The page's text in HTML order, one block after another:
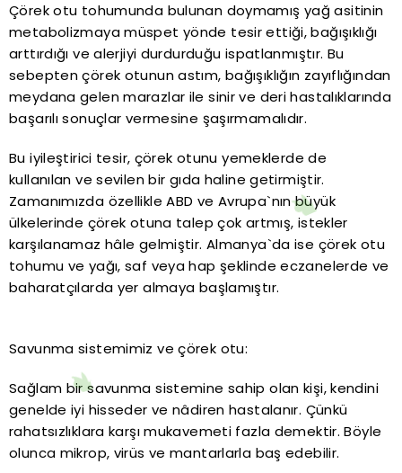
Çörek otu tohumunda bulunan doymamış yağ asitinin
metabolizmaya müspet yönde tesir ettiği, bağışıklığı
arttırdığı ve alerjiyi durdurduğu ispatlanmıştır. Bu
sebepten çörek otunun astım, bağışıklığın zayıflığından
meydana gelen marazlar ile sinir ve deri hastalıklarında
başarılı sonuçlar vermesine şaşırmamalıdır.
Bu iyileştirici tesir, çörek otunu yemeklerde de
kullanılan ve sevilen bir gıda haline getirmiştir.
Zamanımızda özellikle ABD ve Avrupa`nın büyük
ülkelerinde çörek otuna talep çok artmış, istekler
karşılanamaz hâle gelmiştir. Almanya`da ise çörek otu
tohumu ve yağı, saf veya hap şeklinde eczanelerde ve
baharatçılarda yer almaya başlamıştır.
Savunma sistemimiz ve çörek otu:
Sağlam bir savunma sistemine sahip olan kişi, kendini
genelde iyi hisseder ve nâdiren hastalanır. Çünkü
rahatsızlıklara karşı mukavemeti fazla demektir. Böyle
olunca mikrop, virüs ve mantarlarla baş edebilir.